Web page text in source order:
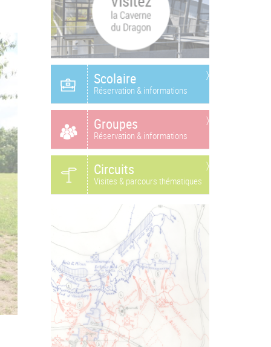
Scolaire
Réservation & informations
Groupes
Réservation & informations
Circuits
Visites & parcours thématiques